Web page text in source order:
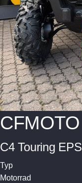
CFMOTO
C4 Touring
Typ
Motorrad